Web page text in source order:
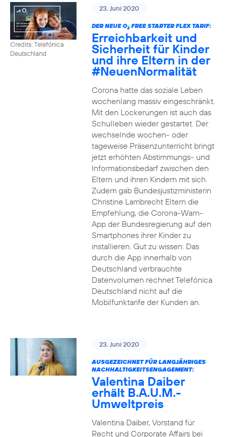
Credits: Telefónica
Deutschland
23. Juni 2020
DER NEUE O2FREE STARTER FLEX TARIF:
Erreichbarkeit und
Sicherheit für Kinder
und ihre Eltern in der
#NeuenNormalität
Corona hatte das soziale Leben
wochenlang massiv eingeschränkt.
Mit den Lockerungen ist auch das
Schulleben wieder gestartet. Der
wechselnde wochen- oder
tageweise Präsenzunterricht bringt
jetzt erhöhten Abstimmungs- und
Informationsbedarf zwischen den
Eltern und ihren Kindern mit sich.
Zudem gab Bundesjustizministerin
Christine Lambrecht Eltern die
Empfehlung, die Corona-Warn-
App der Bundesregierung auf den
Smartphones ihrer Kinder zu
installieren. Gut zu wissen: Das
durch die App innerhalb von
Deutschland verbrauchte
Datenvolumen rechnet Telefónica
Deutschland nicht auf die
Mobilfunktarife der Kunden an.
23. Juni 2020
AUSGEZEICHNET FÜR LANGJÄHRIGES
NACHHALTIGKEITSENGAGEMENT:
Valentina Daiber
erhält B.A.U.M.-
Umweltpreis
Valentina Daiber, Vorstand für
Recht und Corporate Affairs bei